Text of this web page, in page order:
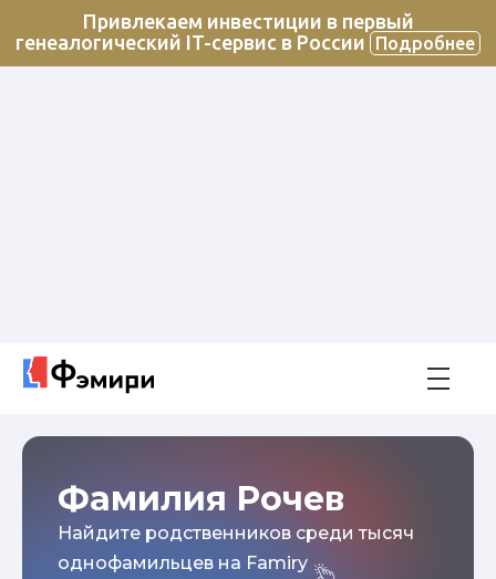
Привлекаем инвестиции в первый
генеалогический IT-сервис в России
Подробнее
Фамилия Рочев
Найдите родственников среди тысяч
однофамильцев на Famiry